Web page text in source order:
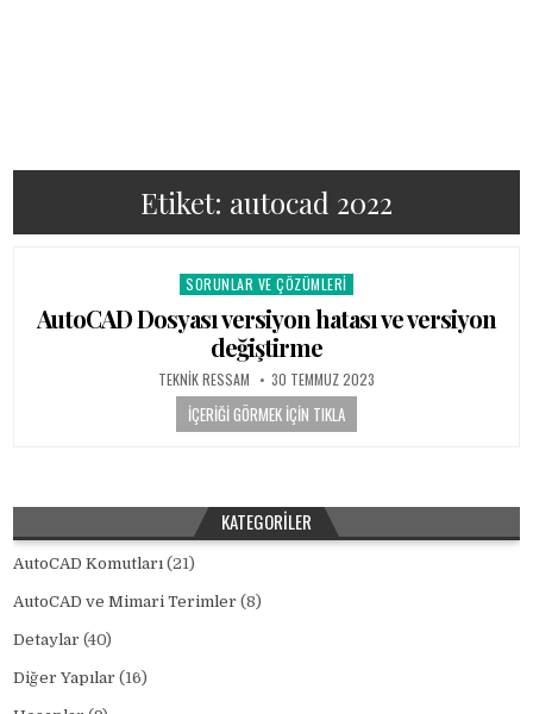
Etiket: autocad 2022
Posted in
SORUNLAR VE ÇÖZÜMLERI
AutoCAD Dosyası versiyon hatası ve versiyon
değiştirme
AUTHOR:
TEKNIK RESSAM PUBLISHED DATE:
30 TEMMUZ 2023
İÇERIĞI GÖRMEK İÇIN TIKLA
KATEGORILER
AutoCAD Komutları (21)
AutoCAD ve Mimari Terimler (8)
Detaylar (40)
Diğer Yapılar (16)